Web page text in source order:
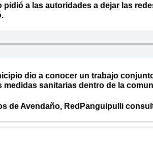
pidió a las autoridades a dejar las
dio a conocer un trabajo
medidas sanitarias dentro de la
de Avendaño, RedPanguipulli